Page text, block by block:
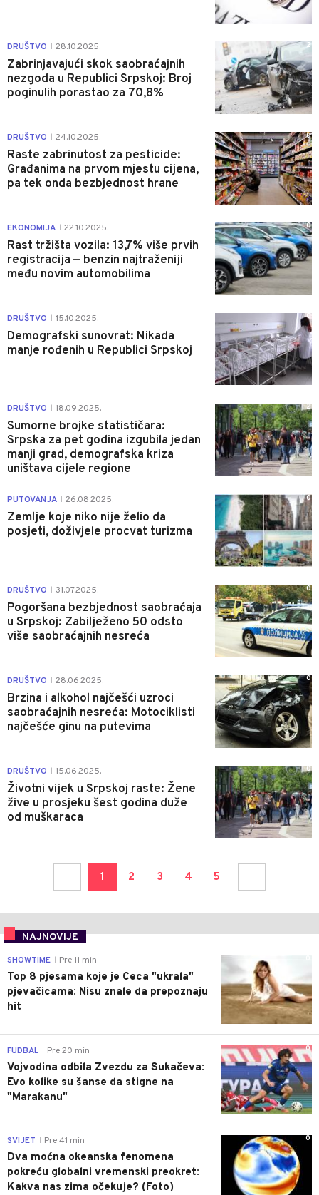
DRUŠTVO 28.10.2025.
Zabrinjavajući skok saobraćajnih
nezgoda u Republici Srpskoj: Broj
poginulih porastao za 70,8%
2
DRUŠTVO 24.10.2025.
Raste zabrinutost za pesticide:
Građanima na prvom mjestu cijena,
pa tek onda bezbjednost hrane
0
EKONOMIJA 22.10.2025.
Rast tržišta vozila: 13,7% više prvih
registracija — benzin najtraženiji
među novim automobilima
0
DRUŠTVO 15.10.2025.
Demografski sunovrat: Nikada
manje rođenih u Republici Srpskoj
0
DRUŠTVO 18.09.2025.
Sumorne brojke statističara:
Srpska za pet godina izgubila jedan
manji grad, demografska kriza
uništava cijele regione
2
PUTOVANJA 26.08.2025.
Zemlje koje niko nije želio da
posjeti, doživjele procvat turizma
0
DRUŠTVO 31.07.2025.
Pogoršana bezbjednost saobraćaja
u Srpskoj: Zabilježeno 50 odsto
više saobraćajnih nesreća
0
DRUŠTVO 28.06.2025.
Brzina i alkohol najčešći uzroci
saobraćajnih nesreća: Motociklisti
najčešće ginu na putevima
0
DRUŠTVO 15.06.2025.
Životni vijek u Srpskoj raste: Žene
žive u prosjeku šest godina duže
od muškaraca
0
1 2 3 4 5
NAJNOVIJE
0
SHOWTIME Pre 11 min
Top 8 pjesama koje je Ceca "ukrala"
pjevačicama: Nisu znale da prepoznaju
hit
0
FUDBAL Pre 20 min
Vojvodina odbila Zvezdu za Sukačeva:
Evo kolike su šanse da stigne na
"Marakanu"
0
SVIJET Pre 41 min
Dva moćna okeanska fenomena
pokreću globalni vremenski preokret:
Kakva nas zima očekuje? (Foto)